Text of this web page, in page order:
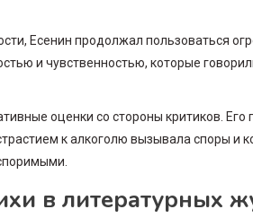
Есенин продолжал пользоваться
и чувственностью, которые
оценки со стороны критиков. Его
к алкоголю вызывала споры и
в литературных